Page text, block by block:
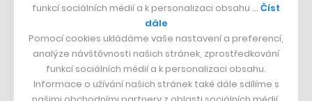
funkcí sociálních médií a k personalizaci obsahu … Číst
dále
Pomocí cookies ukládáme vaše nastavení a preferencí,
analýze návštěvnosti našich stránek, zprostředkování
funkcí sociálních médií a k personalizaci obsahu.
Informace o užívání našich stránek také dále sdílíme s